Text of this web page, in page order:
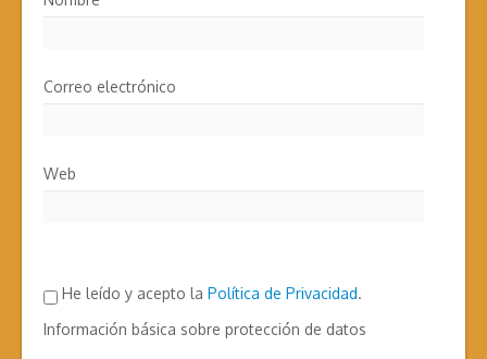
Correo electrónico
Web
He leído y acepto la Política de Privacidad.
Información básica sobre protección de datos